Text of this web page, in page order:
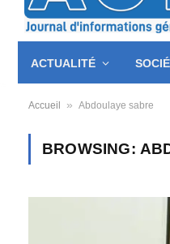
ACTUALITÉ
Accueil » Abdoulaye sabre
BROWSING: